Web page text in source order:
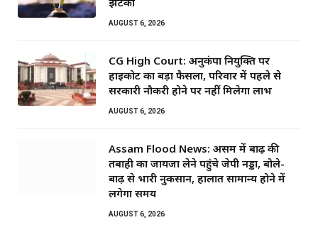
AUGUST 6, 2026
CG High Court: अनुकंपा नियुक्ति पर
हाईकोर्ट का बड़ा फैसला, परिवार में पहले से
सरकारी नौकरी होने पर नहीं मिलेगा लाभ
AUGUST 6, 2026
Assam Flood News: असम में बाढ़ की
तबाही का जायजा लेने पहुंचे जेपी नड्डा, बोले-
बाढ़ से भारी नुकसान, हालात सामान्य होने में
लगेगा समय
AUGUST 6, 2026